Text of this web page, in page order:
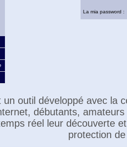
La mia password :
un outil développé avec la
débutants,
réel leur découverte
protection